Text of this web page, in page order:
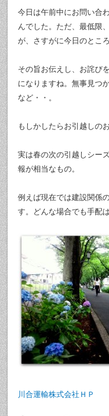
今日は午前中にお問い合
んでした。ただ、最低限
が、さすがに今日のとこ
その旨お伝えし、お詫び
になりますね。無事見つ
など・・。
もしかしたらお引越しの
実は春の次の引越しシー
報が相当なもの。
例えば現在では建設関係
す。どんな場合でも手配
川合運輸株式会社ＨＰ